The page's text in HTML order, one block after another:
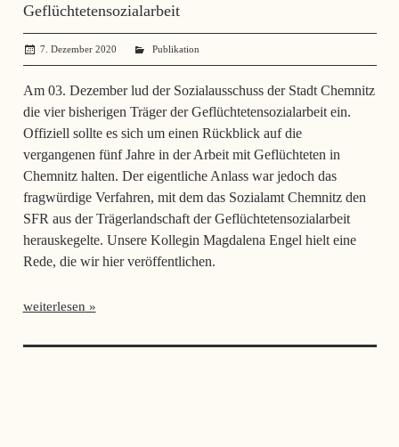
Geflüchtetensozialarbeit
7. Dezember 2020 administrator
Publikation
Am 03. Dezember lud der Sozialausschuss der Stadt Chemnitz
die vier bisherigen Träger der Geflüchtetensozialarbeit ein.
Offiziell sollte es sich um einen Rückblick auf die
vergangenen fünf Jahre in der Arbeit mit Geflüchteten in
Chemnitz halten. Der eigentliche Anlass war jedoch das
fragwürdige Verfahren, mit dem das Sozialamt Chemnitz den
SFR aus der Trägerlandschaft der Geflüchtetensozialarbeit
herauskegelte. Unsere Kollegin Magdalena Engel hielt eine
Rede, die wir hier veröffentlichen.
weiterlesen